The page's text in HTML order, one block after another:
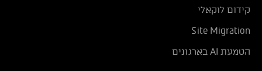
קידום לוקאלי
Site Migration
הטמעת AI בארגונים